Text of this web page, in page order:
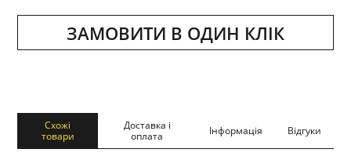
ЗАМОВИТИ В ОДИН КЛІК
Схожі
товари
Доставка і
оплата
Інформація Відгуки